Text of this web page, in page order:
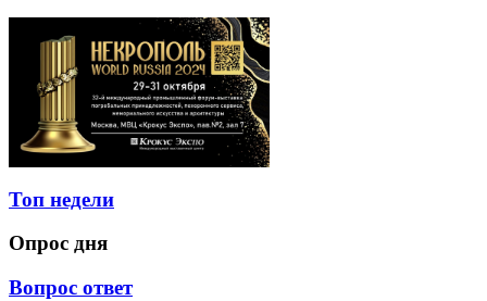
Топ недели
Опрос дня
Вопрос ответ